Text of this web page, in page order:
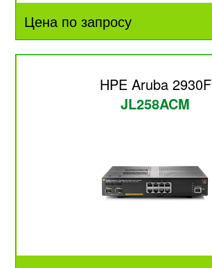
Цена по запросу
HPE Aruba 2930F
JL258ACM